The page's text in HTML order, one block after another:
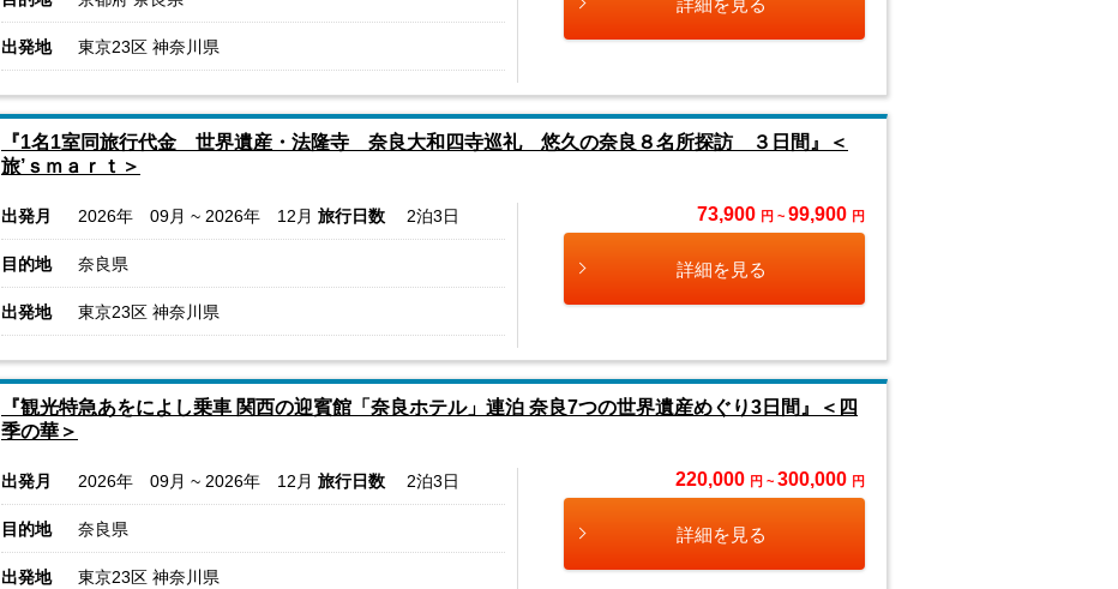
出発地 東京23区 神奈川県
詳細を見る
『1名1室同旅行代金 世界遺産・法隆寺 奈良大和四寺巡礼 悠久の奈良８名所探訪 ３日間』＜
旅’ｓｍａｒｔ＞
出発月 2026年 09月 ~ 2026年 12月 旅行日数 2泊3日
目的地 奈良県
出発地 東京23区 神奈川県
73,900 円 ~ 99,900 円
詳細を見る
『観光特急あをによし乗車 関西の迎賓館「奈良ホテル」連泊 奈良7つの世界遺産めぐり3日間』＜四
季の華＞
出発月 2026年 09月 ~ 2026年 12月 旅行日数 2泊3日
目的地 奈良県
出発地 東京23区 神奈川県
220,000 円 ~ 300,000 円
詳細を見る